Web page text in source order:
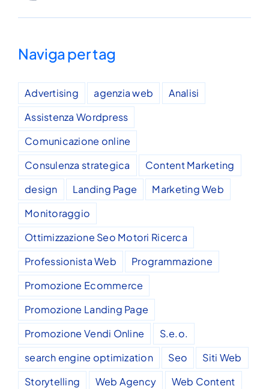
Naviga per tag
Advertising agenzia web
Analisi
Assistenza Wordpress
Comunicazione online
Consulenza strategica
Content Marketing
design
Landing Page
Marketing Web
Monitoraggio
Ottimizzazione Seo Motori Ricerca
Professionista Web
Programmazione
Promozione Ecommerce
Promozione Landing Page
Promozione Vendi Online
S.e.o.
search engine optimization
Seo
Siti Web
Storytelling
Web Agency
Web Content